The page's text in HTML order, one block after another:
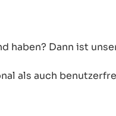
haben? Dann ist
als auch